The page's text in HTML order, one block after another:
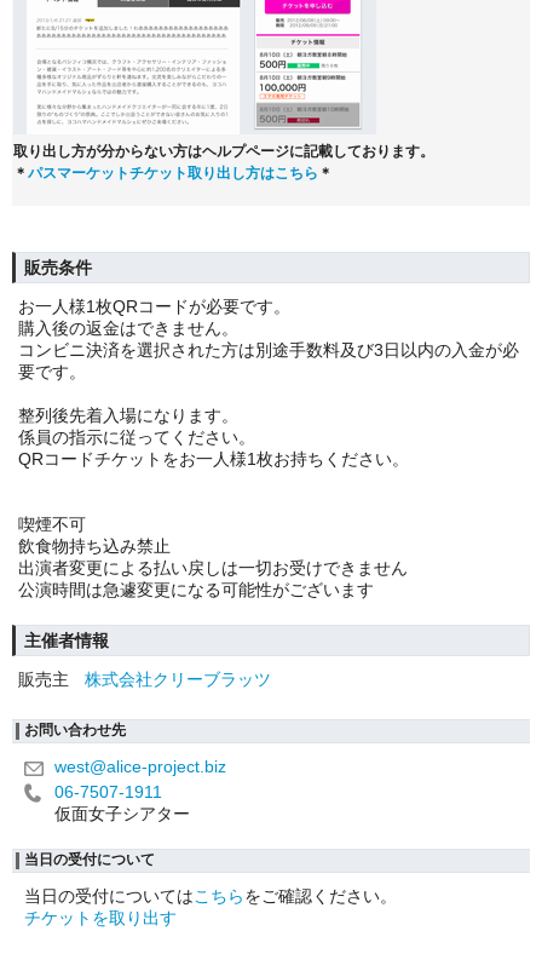
取り出し方が分からない方はヘルプページに記載しております。
＊ パスマーケットチケット取り出し方はこちら ＊
販売条件
お一人様1枚QRコードが必要です。
購入後の返金はできません。
コンビニ決済を選択された方は別途手数料及び3日以内の入金が必
要です。
整列後先着入場になります。
係員の指示に従ってください。
QRコードチケットをお一人様1枚お持ちください。
喫煙不可
飲食物持ち込み禁止
出演者変更による払い戻しは一切お受けできません
公演時間は急遽変更になる可能性がございます
主催者情報
販売主
株式会社クリーブラッツ
お問い合わせ先
west@alice-project.biz
06-7507-1911
仮面女子シアター
当日の受付について
当日の受付についてはこちらをご確認ください。
チケットを取り出す